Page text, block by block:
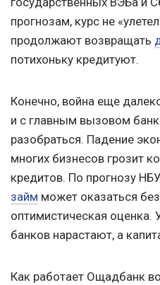
прогнозам, курс не
продолжают возвращать
потихоньку кредитуют.
Конечно, война еще
и с главным вызовом
разобраться. Падение
многих бизнесов грозит
кредитов. По прогнозу
займ может оказаться
оптимистическая оценка.
банков нарастают, а
Как работает Ощадбанк